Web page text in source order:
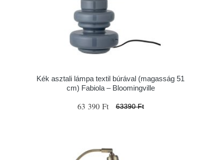
Kék asztali lámpa textil búrával (magasság 51
cm) Fabiola – Bloomingville
63 390 Ft 63390 Ft